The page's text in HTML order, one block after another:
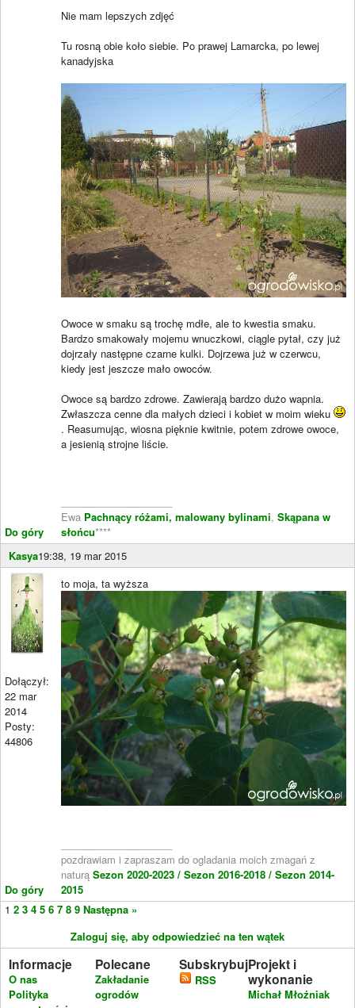
Do góry
Nie mam lepszych zdjęć
Tu rosną obie koło siebie. Po prawej Lamarcka, po lewej
kanadyjska
Owoce w smaku są trochę mdłe, ale to kwestia smaku.
Bardzo smakowały mojemu wnuczkowi, ciągle pytał, czy już
dojrzały następne czarne kulki. Dojrzewa już w czerwcu,
kiedy jest jeszcze mało owoców.
Owoce są bardzo zdrowe. Zawierają bardzo dużo wapnia.
Zwłaszcza cenne dla małych dzieci i kobiet w moim wieku
. Reasumując, wiosna pięknie kwitnie, potem zdrowe owoce,
a jesienią strojne liście.
Ewa Pachnący różami, malowany bylinami, Skąpana w
słońcu****
Kasya19:38, 19 mar 2015
Dołączył:
22 mar
2014
Posty:
44806
Do góry
to moja, ta wyższa
pozdrawiam i zapraszam do ogladania moich zmagań z
naturą Sezon 2020-2023 / Sezon 2016-2018 / Sezon 2014-
2015
1 2 3 4 5 6 7 8 9 Następna »
Zaloguj się, aby odpowiedzieć na ten wątek
Informacje
O nas
Polityka
Polecane
Zakładanie
ogrodów
Subskrybuj
RSS
Projekt i
wykonanie
Michał Młoźniak